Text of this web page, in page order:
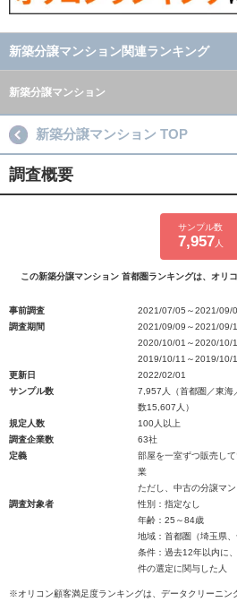
新築分譲マンション関連ランキング
新築分譲マンション
新築分譲マンション TOP
調査概要
サンプル数
7,957 人
この新築分譲マンション 首都圏ランキングは、オリ
事前調査
2021/07/05～2021/09/
調査期間
2021/09/09～2021/09/
2020/10/01～2020/10/
2019/10/11～2019/10/
更新日
2022/02/01
サンプル数
7,957人（首都圏／東海
数15,607人）
規定人数
100人以上
調査企業数
63社
定義
部屋を一室ずつ販売し
業
ただし、中古の分譲マ
調査対象者
性別：指定なし
年齢：25～84歳
地域：首都圏（埼玉県
条件：過去12年以内に
件の選定に関与した人
※オリコン顧客満足度ランキングは、データクリーニン